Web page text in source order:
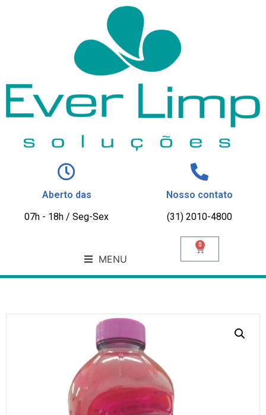
Aberto das
07h - 18h / Seg-Sex
Nosso contato
(31) 2010-4800
MENU
0